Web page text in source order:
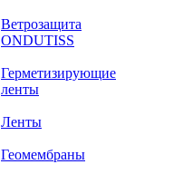
Ветрозащита
ONDUTISS
Герметизирующие
ленты
Ленты
Геомембраны